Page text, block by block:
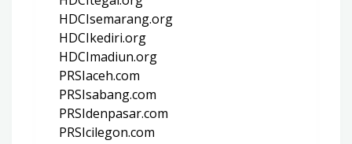
HDCIsemarang.org
HDCIkediri.org
HDCImadiun.org
PRSIaceh.com
PRSIsabang.com
PRSIdenpasar.com
PRSIcilegon.com